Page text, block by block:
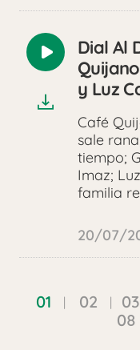
Reproducir
audio
Dial Al
y Luz
Café
sale
tiempo;
Imaz;
familia
20/07/
01 02 03
08